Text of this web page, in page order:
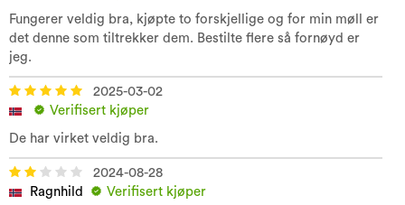
Fungerer veldig bra, kjøpte to forskjellige og for min møll er
det denne som tiltrekker dem. Bestilte flere så fornøyd er
jeg.
2025-03-02
Verifisert kjøper
De har virket veldig bra.
2024-08-28
Ragnhild
Verifisert kjøper